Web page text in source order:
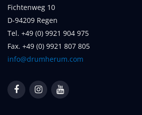
Fichtenweg 10
D-94209 Regen
Tel. +49 (0) 9921 904 975
Fax. +49 (0) 9921 807 805
info@drumherum.com